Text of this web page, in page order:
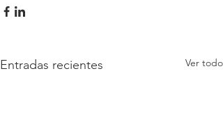
Entradas recientes Ver todo